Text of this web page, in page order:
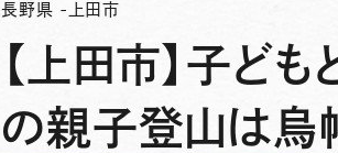
長野県 - 上田市
【上田市】子ど
の親子登山は烏